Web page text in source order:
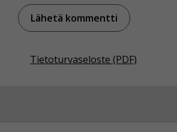
Tietoturvaseloste (PDF)